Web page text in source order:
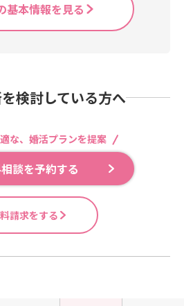
基本情報を見る
検討している方へ
な、婚活プランを提案
談を予約する
請求をする